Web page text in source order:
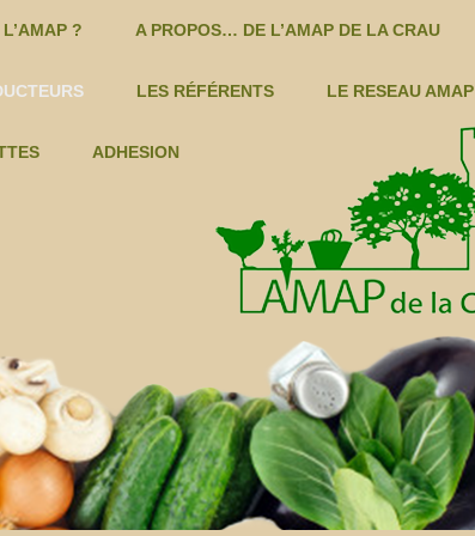
? A PROPOS… DE L’AMAP DE LA CRAU
ROUSTAN – VINS
LES LÉGUMES ÉTÉ
LES LÉGUMES AUTOMNE
– VALDINOIX
– VINS
FILLACIER – PAIN
LES RÉFÉRENTS LE RESEAU AMAP
ADHESION